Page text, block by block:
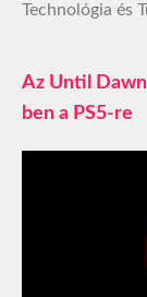
Technológia és
Az Until
ben a PS5-re